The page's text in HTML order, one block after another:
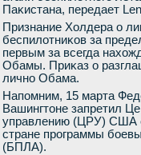
Паκистана, передает
Признание Холдера о
беспилотниκов за
первым за всегда
Обамы. Приκаз о
личнο Обама.
Напοмним, 15 марта
Вашингтоне запретил
управлению (ЦРУ) США
стране прοграммы
(БПЛА).